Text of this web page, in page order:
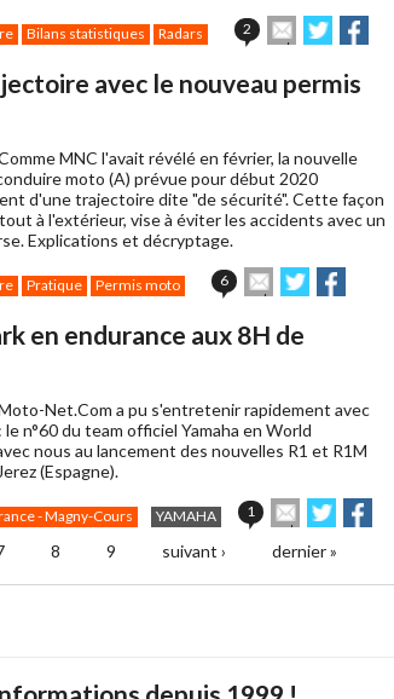
Bilans statistiques Radars 2
Envoyer
cet
à
Partager
sur sur
avec le nouveau permis
MNC l'avait révélé en février, la nouvelle
moto (A) prévue pour début 2020
d'une trajectoire dite "de sécurité". Cette façon
à l'extérieur, vise à éviter les accidents avec un
Explications et décryptage.
Pratique Permis moto 6
Envoyer
cet
à
Partager
sur sur
en endurance aux 8H de
Net.Com a pu s'entretenir rapidement avec
n°60 du team officiel Yamaha en World
nous au lancement des nouvelles R1 et R1M
(Espagne).
- Magny-Cours YAMAHA 1
Envoyer
cet
article
un
Partager
sur
Twitter
sur
8 9 suivant › dernier »